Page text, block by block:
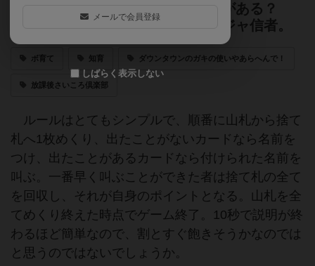
名づけ親でも、名前を忘れることがある？
今日からあなたも、ナンジャモンジャ信者。
ボ育て 知育 ダウンタウンのガキの使いやあらへんで！
放課後さいころ倶楽部
ルールはとてもシンプルで、順番に山札から捨て
札へ1枚めくり、出たことがないカードなら名前を
つけ、出たことがあるカードなら付けられた名前を
叫ぶ。一番早く叫ぶことができた者は捨て札の全て
を回収し、それが自身のポイントとなる。山札を全
てめくり終えた時点でゲーム終了。10秒で説明が終
わるほど簡単なので、割とすぐ飽きそうかなのでは
と思うのではないでしょうか。
メールで会員登録
しばらく表示しない